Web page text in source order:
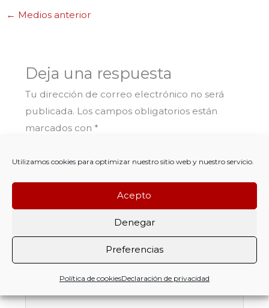
Utilizamos cookies para optimizar nuestro sitio web y nuestro servicio.
Acepto
Denegar
Preferencias
Política de cookiesDeclaración de privacidad
← Medios anterior
Deja una respuesta
Tu dirección de correo electrónico no será
publicada. Los campos obligatorios están
marcados con *
Comentario*